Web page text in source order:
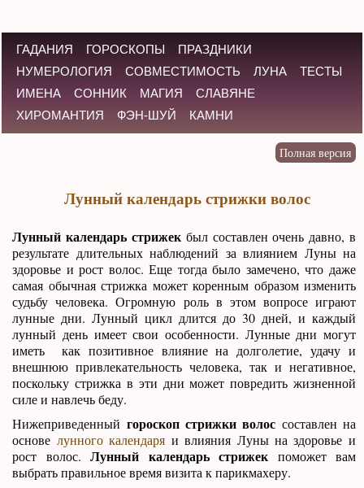
ГАДАНИЯ ГОРОСКОПЫ
ПРАЗДНИКИ
НУМЕРОЛОГИЯ
СОВМЕСТИМОСТЬ ЛУНА
ТЕСТЫ
ИМЕНА
СОННИК МАГИЯ
СЛАВЯНЕ
ХИРОМАНТИЯ
ФЭН-ШУЙ КАМНИ
Лунный календарь стрижки волос
Лунный календарь стрижекбыл составлен очень давно, в
результате длительных наблюдений за влиянием Луны на
здоровье и рост волос. Еще тогда было замечено, что даже
самая обычная стрижка может коренным образом изменить
судьбу человека. Огромную роль в этом вопросе играют
лунные дни. Лунный цикл длится до 30 дней, и каждый
лунный день имеет свои особенности. Лунные дни могут
иметь как позитивное влияние на долголетие, удачу и
внешнюю привлекательность человека, так и негативное,
поскольку стрижка в эти дни может повредить жизненной
силе и навлечь беду.
Нижеприведенный гороскоп стрижки волос составлен на
основе лунного календаря и влияния Луны на здоровье и
рост волос.Лунный календарь стрижек поможет вам
выбрать правильное время визита к парикмахеру.